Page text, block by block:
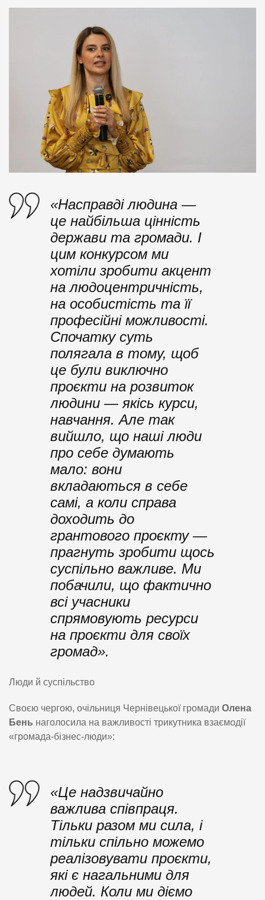
«Насправді людина —
це найбільша цінність
держави та громади. І
цим конкурсом ми
хотіли зробити акцент
на людоцентричність,
на особистість та її
професійні можливості.
Спочатку суть
полягала в тому, щоб
це були виключно
проєкти на розвиток
людини — якісь курси,
навчання. Але так
вийшло, що наші люди
про себе думають
мало: вони
вкладаються в себе
самі, а коли справа
доходить до
грантового проєкту —
прагнуть зробити щось
суспільно важливе. Ми
побачили, що фактично
всі учасники
спрямовують ресурси
на проєкти для своїх
громад».
Люди й суспільство
Своєю чергою, очільниця Чернівецької громади Олена
Бень наголосила на важливості трикутника взаємодії
«громада-бізнес-люди»:
«Це надзвичайно
важлива співпраця.
Тільки разом ми сила, і
тільки спільно можемо
реалізовувати проєкти,
які є нагальними для
людей. Коли ми діємо